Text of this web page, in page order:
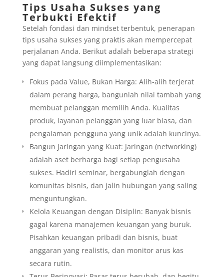
Tips Usaha Sukses yang
Terbukti Efektif
Setelah fondasi dan mindset terbentuk, penerapan
tips usaha sukses yang praktis akan mempercepat
perjalanan Anda. Berikut adalah beberapa strategi
yang dapat langsung diimplementasikan:
Fokus pada Value, Bukan Harga: Alih-alih terjerat
dalam perang harga, bangunlah nilai tambah yang
membuat pelanggan memilih Anda. Kualitas
produk, layanan pelanggan yang luar biasa, dan
pengalaman pengguna yang unik adalah kuncinya.
Bangun Jaringan yang Kuat: Jaringan (networking)
adalah aset berharga bagi setiap pengusaha
sukses. Hadiri seminar, bergabunglah dengan
komunitas bisnis, dan jalin hubungan yang saling
menguntungkan.
Kelola Keuangan dengan Disiplin: Banyak bisnis
gagal karena manajemen keuangan yang buruk.
Pisahkan keuangan pribadi dan bisnis, buat
anggaran yang realistis, dan monitor arus kas
secara rutin.